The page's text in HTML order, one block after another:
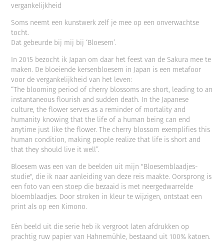
vergankelijkheid
Soms neemt een kunstwerk zelf je mee op een onverwachtse
tocht.
Dat gebeurde bij mij bij ‘Bloesem’.
In 2015 bezocht ik Japan om daar het feest van de Sakura mee te
maken. De bloeiende kersenbloesem in Japan is een metafoor
voor de vergankelijkheid van het leven:
“The blooming period of cherry blossoms are short, leading to an
instantaneous flourish and sudden death. In the Japanese
culture, the flower serves as a reminder of mortality and
humanity knowing that the life of a human being can end
anytime just like the flower. The cherry blossom exemplifies this
human condition, making people realize that life is short and
that they should live it well”.
Bloesem was een van de beelden uit mijn "Bloesemblaadjes-
studie", die ik naar aanleiding van deze reis maakte. Oorsprong is
een foto van een stoep die bezaaid is met neergedwarrelde
bloemblaadjes. Door stroken in kleur te wijzigen, ontstaat een
print als op een Kimono.
Eén beeld uit die serie heb ik vergroot laten afdrukken op
prachtig ruw papier van Hahnemühle, bestaand uit 100% katoen.